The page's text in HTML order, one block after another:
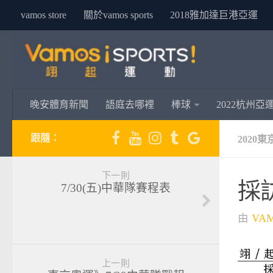
vamos store 關於vamos sports 2018雅加達巨港亞運
晚安體育新聞 語庭去哪裡 棒球 2022杭州亞
2020東
採
由
跟隨：
下一則
7/30(五)中華隊賽程表
上一則